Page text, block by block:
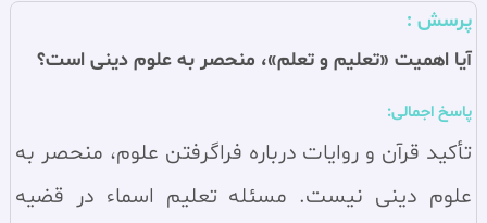
پرسش :
آيا اهميت «تعليم و تعلم»، منحصر به علوم دينی است؟
پاسخ اجمالی:
تأكيد قرآن و روايات درباره فراگرفتن علوم، منحصر به
علوم دينى نيست. مسئله تعليم اسماء در قضيه